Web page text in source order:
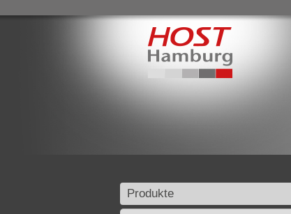
Produkte